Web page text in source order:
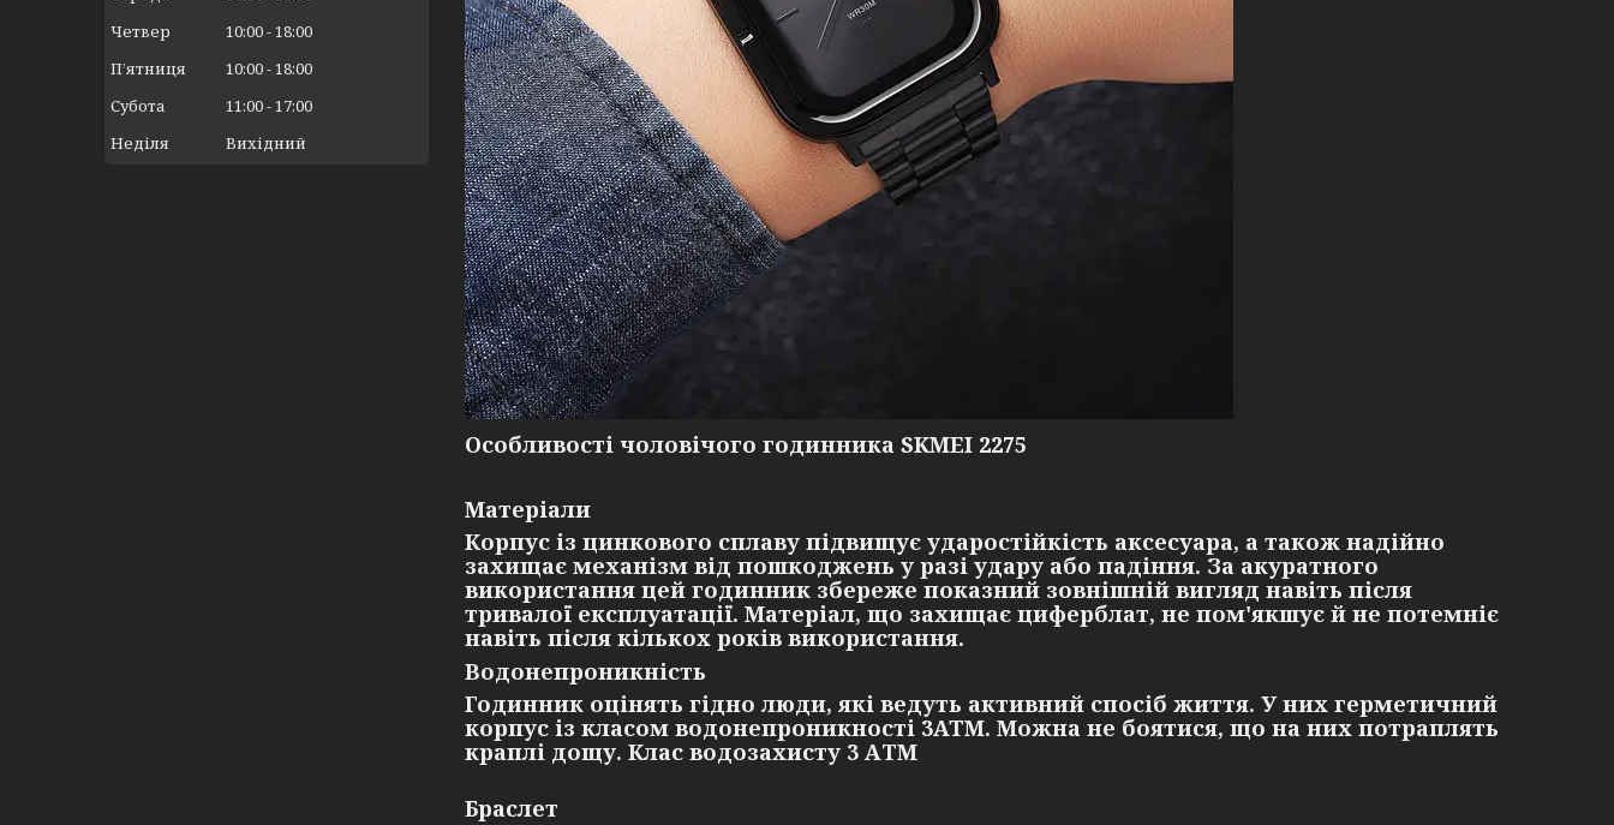
Особливості чоловічого годинника SKMEI 2275
Матеріали
Корпус із цинкового сплаву підвищує ударостійкість аксесуара, а також надійно
захищає механізм від пошкоджень у разі удару або падіння. За акуратного
використання цей годинник збереже показний зовнішній вигляд навіть після
тривалої експлуатації. Матеріал, що захищає циферблат, не пом'якшує й не потемніє
навіть після кількох років використання.
Водонепроникність
Годинник оцінять гідно люди, які ведуть активний спосіб життя. У них герметичний
корпус із класом водонепроникності 3ATM. Можна не боятися, що на них потраплять
краплі дощу. Клас водозахисту 3 АТМ
Браслет
Четвер
10:00 18:00
Пʼятниця
10:00 18:00
Субота
11:00 17:00
Неділя
Вихідний